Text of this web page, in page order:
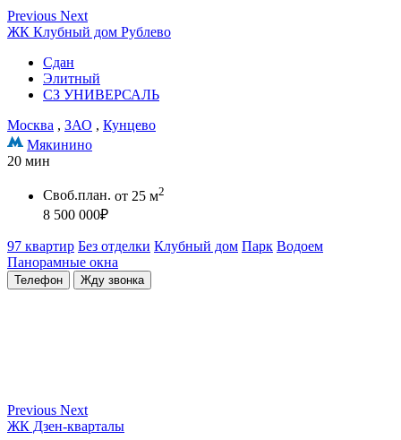
Previous Next
ЖК Клубный дом Рублево
Сдан
Элитный
СЗ УНИВЕРСАЛЬ
Москва , ЗАО , Кунцево
Мякинино
20 мин
Своб.план. от 25 м2
8 500 000₽
97 квартир Без отделки Клубный дом Парк Водоем
Панорамные окна
Телефон Жду звонка
Previous Next
ЖК Дзен-кварталы